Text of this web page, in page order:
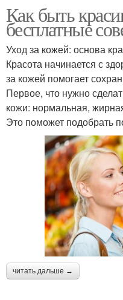
Как быть
бесплатные
Уход за кожей: основа
Красота начинается с
за кожей помогает
Первое, что нужно
кожи: нормальная,
Это поможет подобрать
читать дальше →